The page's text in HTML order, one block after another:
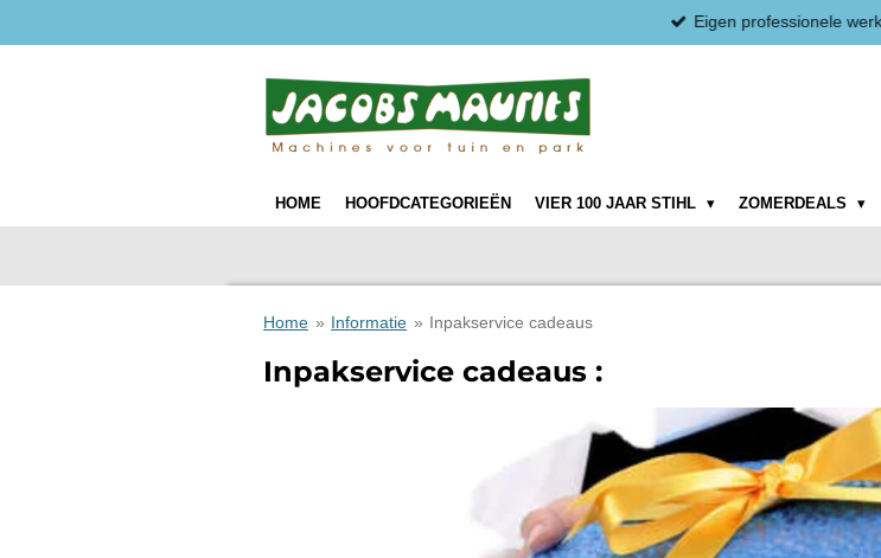
direct
Eigen professionele
HOME HOOFDCATEGORIEËN VIER 100 JAAR STIHL ZOMERDEALS
Home » Informatie » Inpakservice cadeaus
Inpakservice cadeaus :